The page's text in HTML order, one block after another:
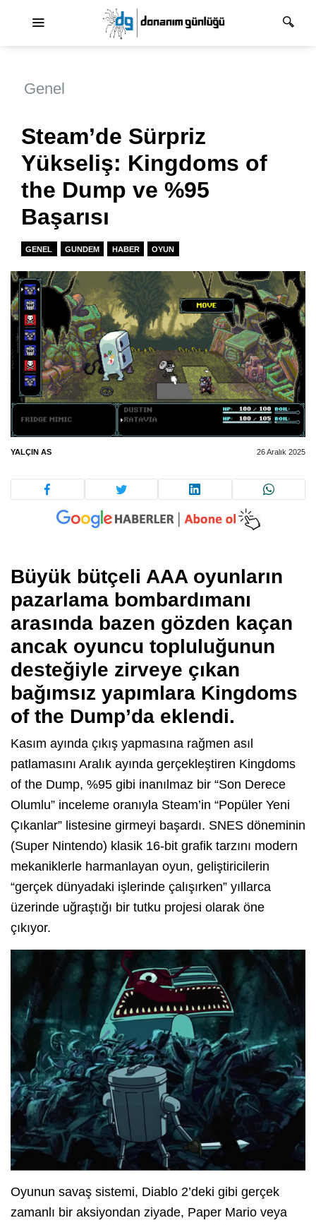
Genel
Steam’de Sürpriz
Yükseliş: Kingdoms of
the Dump ve %95
Başarısı
GENEL GUNDEM HABER OYUN
YALÇIN AS 26 Aralık 2025
Büyük bütçeli AAA oyunların
pazarlama bombardımanı
arasında bazen gözden kaçan
ancak oyuncu topluluğunun
desteğiyle zirveye çıkan
bağımsız yapımlara Kingdoms
of the Dump’da eklendi.
Kasım ayında çıkış yapmasına rağmen asıl
patlamasını Aralık ayında gerçekleştiren Kingdoms
of the Dump, %95 gibi inanılmaz bir “Son Derece
Olumlu” inceleme oranıyla Steam’in “Popüler Yeni
Çıkanlar” listesine girmeyi başardı. SNES döneminin
(Super Nintendo) klasik 16-bit grafik tarzını modern
mekaniklerle harmanlayan oyun, geliştiricilerin
“gerçek dünyadaki işlerinde çalışırken” yıllarca
üzerinde uğraştığı bir tutku projesi olarak öne
çıkıyor.
Oyunun savaş sistemi, Diablo 2’deki gibi gerçek
zamanlı bir aksiyondan ziyade, Paper Mario veya